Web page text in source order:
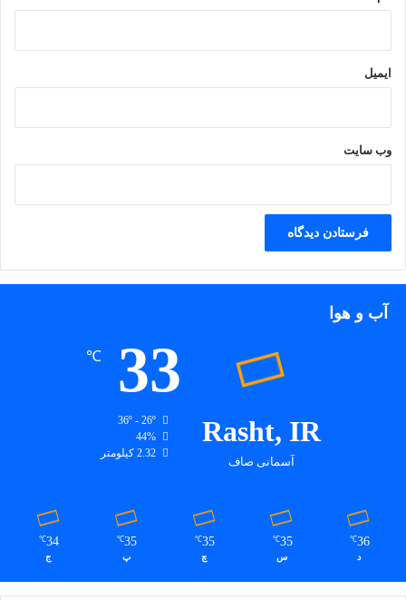
ایمیل
وب‌ سایت
آب و هوا
Rasht, IR
آسمانی صاف
33
℃
36º - 26º
44%
2.32 کیلومتر
36
℃
د
35
℃
س
35
℃
چ
35
℃
پ
34
℃
ج